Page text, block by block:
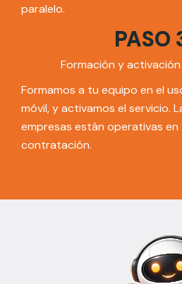
paralelo.
PASO
Formación y
Formamos a tu equipo en el
móvil, y activamos el servicio.
empresas están operativas
contratación.